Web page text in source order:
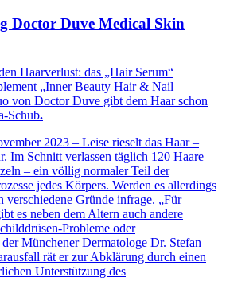
Doctor Duve Medical Skin
Haarverlust: das „Hair Serum“
„Inner Beauty Hair & Nail
von Doctor Duve gibt dem Haar schon
Schub.
2023 – Leise rieselt das Haar –
Im Schnitt verlassen täglich 120 Haare
– ein völlig normaler Teil der
jedes Körpers. Werden es allerdings
verschiedene Gründe infrage. „Für
es neben dem Altern auch andere
Probleme oder
Münchener Dermatologe Dr. Stefan
rät er zur Abklärung durch einen
Unterstützung des